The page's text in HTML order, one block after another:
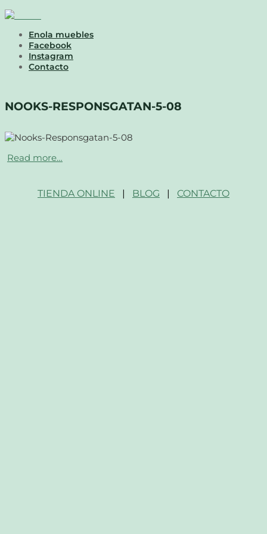
Enola muebles
Facebook
Instagram
Contacto
NOOKS-RESPONSGATAN-5-08
Read more…
TIENDA ONLINE | BLOG | CONTACTO